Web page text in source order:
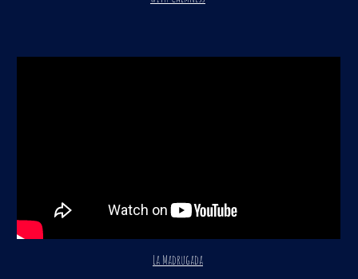
La Madrugada